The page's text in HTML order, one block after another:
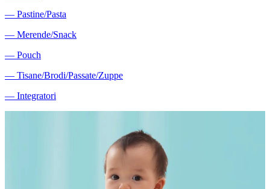
― Pastine/Pasta
― Merende/Snack
― Pouch
― Tisane/Brodi/Passate/Zuppe
― Integratori